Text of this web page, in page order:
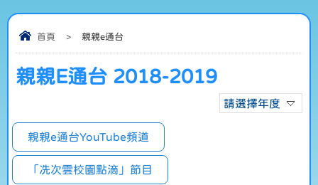
首頁 > 親親e通台
親親E通台 2018-2019
請選擇年度
親親e通台YouTube頻道
「冼次雲校園點滴」節目